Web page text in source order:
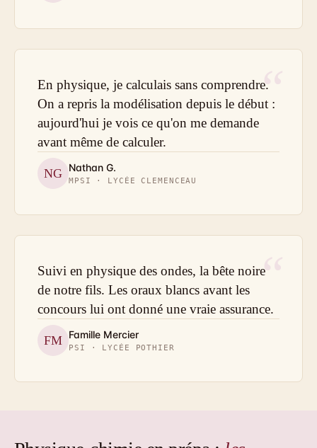
“
En physique, je calculais sans comprendre.
On a repris la modélisation depuis le début :
aujourd'hui je vois ce qu'on me demande
avant même de calculer.
NG Nathan G.
MPSI · LYCÉE CLEMENCEAU
“
Suivi en physique des ondes, la bête noire
de notre fils. Les oraux blancs avant les
concours lui ont donné une vraie assurance.
FM Famille Mercier
PSI · LYCÉE POTHIER